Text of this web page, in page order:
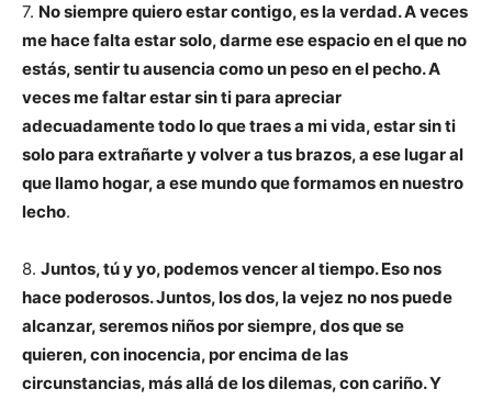
7. No siempre quiero estar contigo, es la verdad. A veces
me hace falta estar solo, darme ese espacio en el que no
estás, sentir tu ausencia como un peso en el pecho. A
veces me faltar estar sin ti para apreciar
adecuadamente todo lo que traes a mi vida, estar sin ti
solo para extrañarte y volver a tus brazos, a ese lugar al
que llamo hogar, a ese mundo que formamos en nuestro
lecho.
8. Juntos, tú y yo, podemos vencer al tiempo. Eso nos
hace poderosos. Juntos, los dos, la vejez no nos puede
alcanzar, seremos niños por siempre, dos que se
quieren, con inocencia, por encima de las
circunstancias, más allá de los dilemas, con cariño. Y